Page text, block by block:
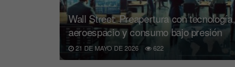
Wall Street: Preapertura con tecnología,
aeroespacio y consumo bajo presión
21 DE MAYO DE 2026 622